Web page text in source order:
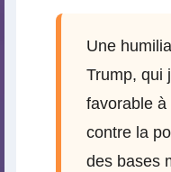
Une
Trump, qui
favorable
contre la
des bases